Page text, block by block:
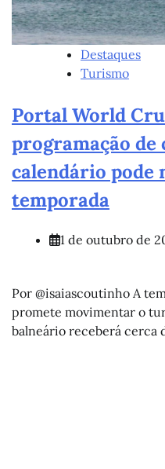
Destaques
Turismo
Portal World
programação de
calendário pode
temporada
1 de outubro de
Por @isaiascoutinho A
promete movimentar o
balneário receberá cerca